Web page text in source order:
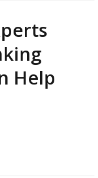
Help